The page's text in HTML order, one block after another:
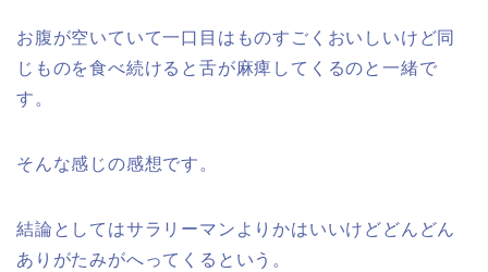
お腹が空いていて一口目はものすごくおいしいけど同
じものを食べ続けると舌が麻痺してくるのと一緒で
す。
そんな感じの感想です。
結論としてはサラリーマンよりかはいいけどどんどん
ありがたみがへってくるという。